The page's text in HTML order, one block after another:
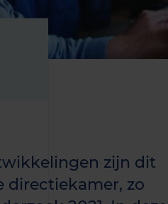
zijn dit
directiekamer, zo